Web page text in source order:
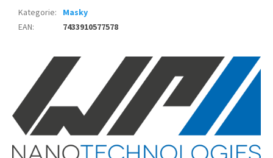
Kategorie: Masky
EAN: 7433910577578